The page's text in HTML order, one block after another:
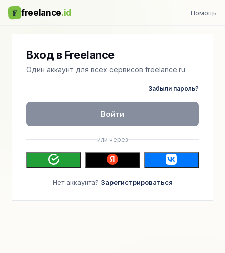
F freelance.id Помощь
Вход в Freelance
Один аккаунт для всех сервисов freelance.ru
Забыли пароль?
Войти
или через
Нет аккаунта? Зарегистрироваться